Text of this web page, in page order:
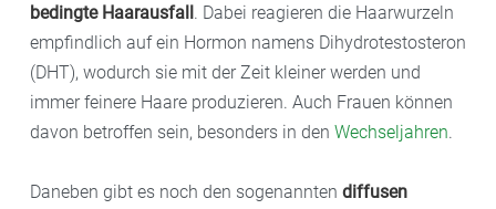
bedingte Haarausfall. Dabei reagieren die Haarwurzeln
empfindlich auf ein Hormon namens Dihydrotestosteron
(DHT), wodurch sie mit der Zeit kleiner werden und
immer feinere Haare produzieren. Auch Frauen können
davon betroffen sein, besonders in den Wechseljahren.
Daneben gibt es noch den sogenannten diffusen